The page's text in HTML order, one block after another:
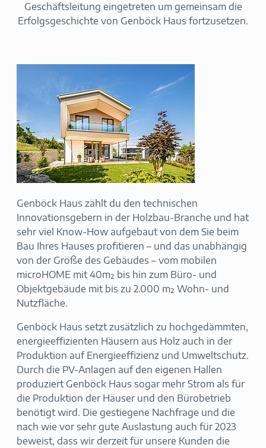
Geschäftsleitung eingetreten um gemeinsam die
Erfolgsgeschichte von Genböck Haus fortzusetzen.
Genböck Haus zählt du den technischen
Innovationsgebern in der Holzbau-Branche und hat
sehr viel Know-How aufgebaut von dem Sie beim
Bau Ihres Hauses profitieren – und das unabhängig
von der Größe des Gebäudes – vom mobilen
microHOME mit 40m² bis hin zum Büro- und
Objektgebäude mit bis zu 2.000 m² Wohn- und
Nutzfläche.
Genböck Haus setzt zusätzlich zu hochgedämmten,
energieeffizienten Häusern aus Holz auch in der
Produktion auf Energieeffizienz und Umweltschutz.
Durch die PV-Anlagen auf den eigenen Hallen
produziert Genböck Haus sogar mehr Strom als für
die Produktion der Häuser und den Bürobetrieb
benötigt wird. Die gestiegene Nachfrage und die
nach wie vor sehr gute Auslastung auch für 2023
beweist, dass wir derzeit für unsere Kunden die